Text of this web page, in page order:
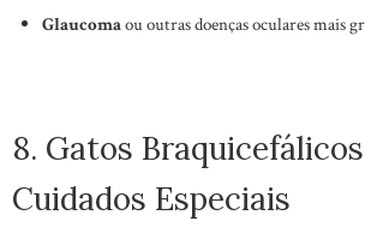
Glaucomaou outras doenças oculares mais
8. Gatos
Cuidados Especiais